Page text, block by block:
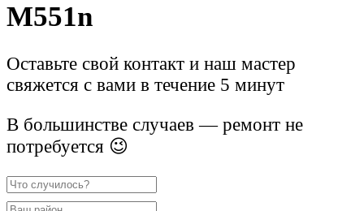
M551n
Оставьте свой контакт и наш мастер
свяжется с вами в течение 5 минут
В большинстве случаев — ремонт не
потребуется 😉